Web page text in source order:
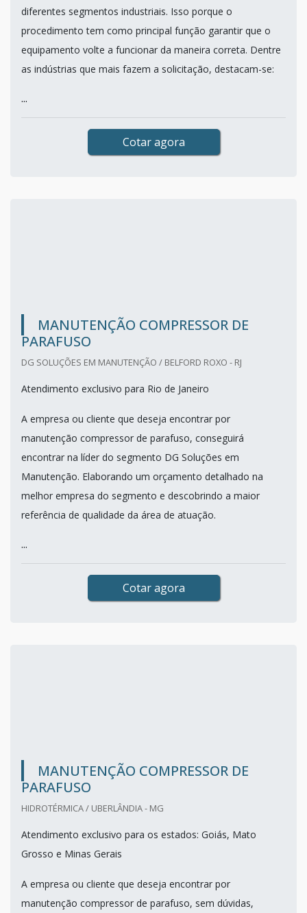
diferentes segmentos industriais. Isso porque o
procedimento tem como principal função garantir que o
equipamento volte a funcionar da maneira correta. Dentre
as indústrias que mais fazem a solicitação, destacam-se:
...
Cotar agora
MANUTENÇÃO COMPRESSOR DE
PARAFUSO
DG SOLUÇÕES EM MANUTENÇÃO / BELFORD ROXO - RJ
Atendimento exclusivo para Rio de Janeiro
A empresa ou cliente que deseja encontrar por
manutenção compressor de parafuso, conseguirá
encontrar na líder do segmento DG Soluções em
Manutenção. Elaborando um orçamento detalhado na
melhor empresa do segmento e descobrindo a maior
referência de qualidade da área de atuação.
...
Cotar agora
MANUTENÇÃO COMPRESSOR DE
PARAFUSO
HIDROTÉRMICA / UBERLÂNDIA - MG
Atendimento exclusivo para os estados: Goiás, Mato
Grosso e Minas Gerais
A empresa ou cliente que deseja encontrar por
manutenção compressor de parafuso, sem dúvidas,